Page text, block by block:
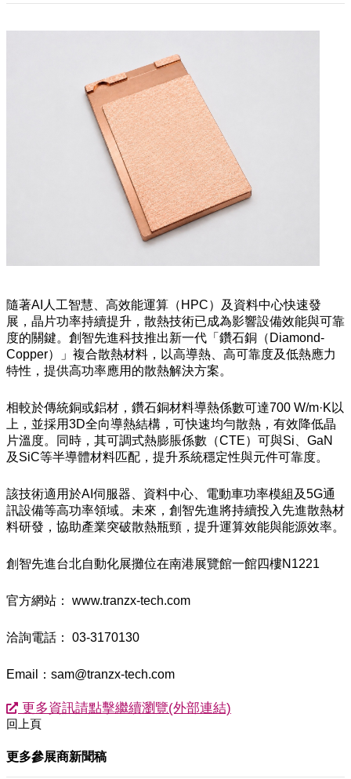
隨著AI人工智慧、高效能運算（HPC）及資料中心快速發
展，晶片功率持續提升，散熱技術已成為影響設備效能與可靠
度的關鍵。創智先進科技推出新一代「鑽石銅（Diamond-
Copper）」複合散熱材料，以高導熱、高可靠度及低熱應力
特性，提供高功率應用的散熱解決方案。
相較於傳統銅或鋁材，鑽石銅材料導熱係數可達700 W/m·K以
上，並採用3D全向導熱結構，可快速均勻散熱，有效降低晶
片溫度。同時，其可調式熱膨脹係數（CTE）可與Si、GaN
及SiC等半導體材料匹配，提升系統穩定性與元件可靠度。
該技術適用於AI伺服器、資料中心、電動車功率模組及5G通
訊設備等高功率領域。未來，創智先進將持續投入先進散熱材
料研發，協助產業突破散熱瓶頸，提升運算效能與能源效率。
創智先進台北自動化展攤位在南港展覽館一館四樓N1221
官方網站： www.tranzx-tech.com
洽詢電話： 03-3170130
Email：sam@tranzx-tech.com
更多資訊請點擊繼續瀏覽(外部連結)
回上頁
更多參展商新聞稿